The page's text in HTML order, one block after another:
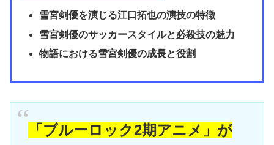
雪宮剣優を演じる江口拓也の演技の特徴
雪宮剣優のサッカースタイルと必殺技の魅力
物語における雪宮剣優の成長と役割
「ブルーロック2期アニメ」が